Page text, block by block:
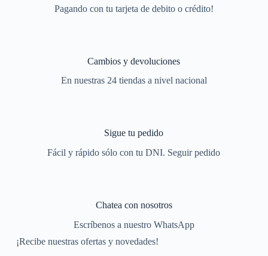
Pagando con tu tarjeta de debito o crédito!
Cambios y devoluciones
En nuestras 24 tiendas a nivel nacional
Sigue tu pedido
Fácil y rápido sólo con tu DNI. Seguir pedido
Chatea con nosotros
Escríbenos a nuestro WhatsApp
¡Recibe nuestras ofertas y novedades!